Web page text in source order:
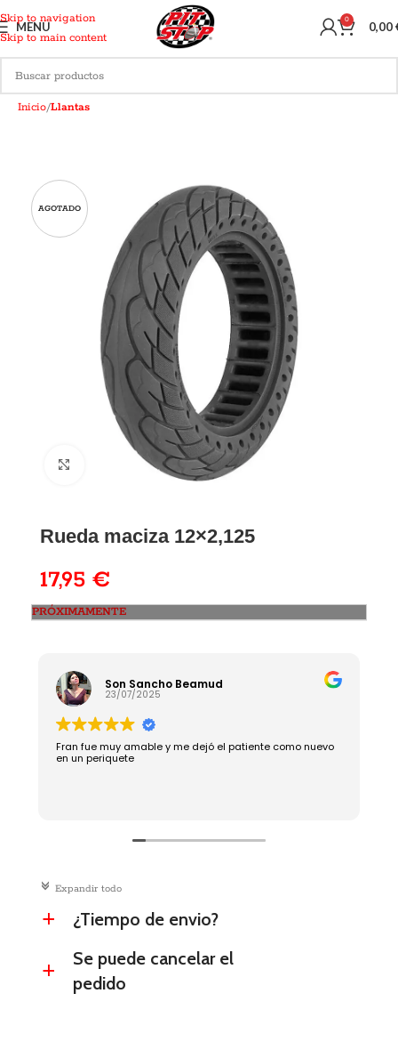
Skip to navigation
Skip to main content
MENU 0 0,00
Inicio Llantas
AGOTADO
Rueda maciza 12×2,125
17,95 €
Son Sancho Beamud
23/07/2025
Fran fue muy amable y me dejó el patiente como nuevo
en un periquete
c Expandir todo
a ¿Tiempo de envio?
a
Se puede cancelar el
pedido
PRÓXIMAMENTE